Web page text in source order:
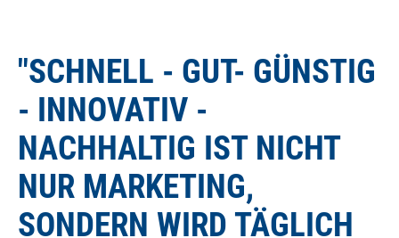
geschlossenes) Magnetventil auf ein NO (stromlos
Feder in eine andere Richtung wirkt.
"SCHNELL - GUT- GÜNSTIG
- INNOVATIV -
NACHHALTIG IST NICHT
NUR MARKETING,
SONDERN WIRD TÄGLICH